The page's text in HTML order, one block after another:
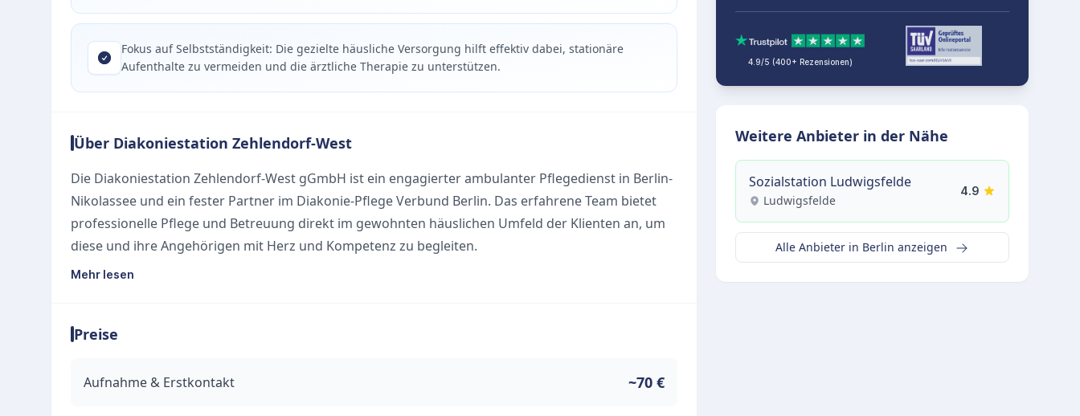
Fokus auf Selbstständigkeit: Die gezielte häusliche Versorgung hilft effektiv dabei, stationäre
Aufenthalte zu vermeiden und die ärztliche Therapie zu unterstützen.
Über Diakoniestation Zehlendorf-West
Die Diakoniestation Zehlendorf-West gGmbH ist ein engagierter ambulanter Pflegedienst in Berlin-
Nikolassee und ein fester Partner im Diakonie-Pflege Verbund Berlin. Das erfahrene Team bietet
professionelle Pflege und Betreuung direkt im gewohnten häuslichen Umfeld der Klienten an, um
diese und ihre Angehörigen mit Herz und Kompetenz zu begleiten.
Ein zentrales Ziel der häuslichen Krankenpflege und Versorgung ist es, stationäre
Neben der pflegerischen Einsatzleitung steht den Familien dabei auch eine hauseigene
Unsere Leistungen
Mehr lesen
Preise
Aufnahme & Erstkontakt ~70 €
4.9/5 (400+ Rezensionen)
Weitere Anbieter in der Nähe
Sozialstation Ludwigsfelde
Ludwigsfelde
4.9
Alle Anbieter in Berlin anzeigen